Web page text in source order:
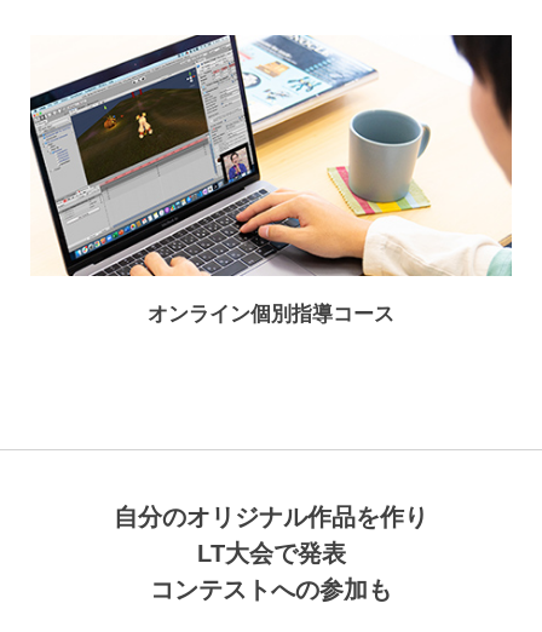
オンライン個別指導コース
自分のオリジナル作品を作り
LT大会で発表
コンテストへの参加も